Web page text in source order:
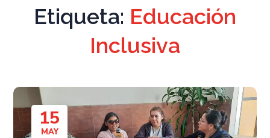
Etiqueta: Educación
Inclusiva
15
MAY